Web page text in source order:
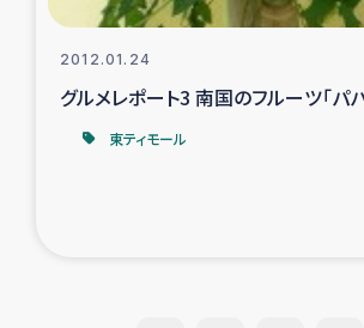
2012.01.24
グルメレポート3 南国のフルーツ「パ
東ティモール